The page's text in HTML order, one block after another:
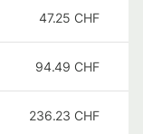
47.25 CHF
94.49 CHF
236.23 CHF